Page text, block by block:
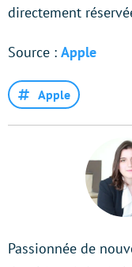
directement
Source : Apple
Apple
Passionnée de